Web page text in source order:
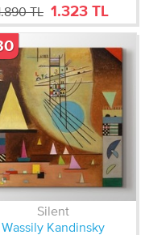
TL 1.323 TL
Silent
Wassily Kandinsky